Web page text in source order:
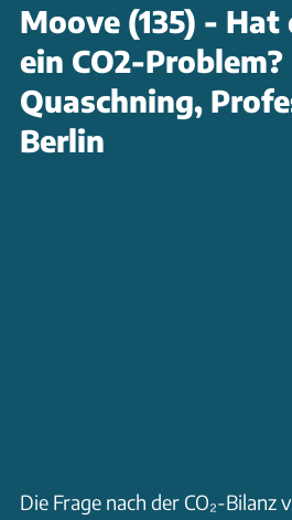
Moove (135) -
ein CO2-
Quaschning,
Berlin
Die Frage nach der CO₂-Bilanz